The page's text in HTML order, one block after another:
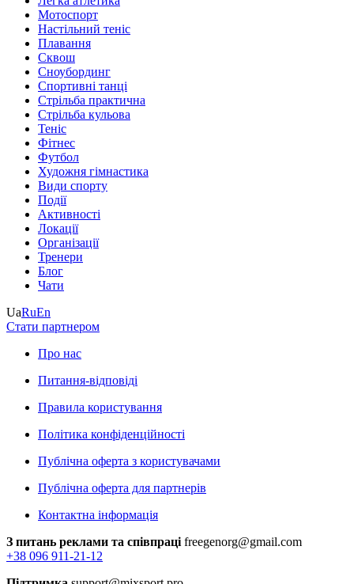
Мотоспорт
Настільний теніс
Плавання
Сквош
Сноубординг
Спортивні танці
Стрільба практична
Стрільба кульова
Теніс
Фітнес
Футбол
Художня гімнастика
Види спорту
Події
Активності
Локації
Організації
Тренери
Блог
Чати
UaRuEn
Стати партнером
Про нас
Питання-відповіді
Правила користування
Політика конфіденційності
Публічна оферта з користувачами
Публічна оферта для партнерів
Контактна інформація
З питань реклами та співпраці freegenorg@gmail.com
+38 096 911-21-12